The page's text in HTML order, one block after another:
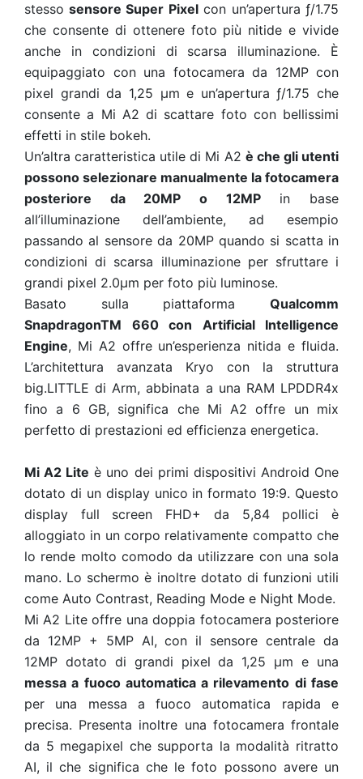
stesso sensore Super Pixelcon un’apertura ƒ/1.75
che consente di ottenere foto più nitide e vivide
anche in condizioni di scarsa illuminazione. È
equipaggiato con una fotocamera da 12MP con
pixel grandi da 1,25 μm e un’apertura ƒ/1.75 che
consente a Mi A2 di scattare foto con bellissimi
effetti in stile bokeh.
Un’altra caratteristica utile di Mi A2 è che gli utenti
possono selezionare manualmente la fotocamera
posteriore da 20MP o 12MPin base
all’illuminazione dell’ambiente, ad esempio
passando al sensore da 20MP quando si scatta in
condizioni di scarsa illuminazione per sfruttare i
grandi pixel 2.0μm per foto più luminose.
Basato sulla piattaforma Qualcomm
SnapdragonTM 660 con Artificial Intelligence
Engine, Mi A2 offre un’esperienza nitida e fluida.
L’architettura avanzata Kryo con la struttura
big.LITTLE di Arm, abbinata a una RAM LPDDR4x
fino a 6 GB, significa che Mi A2 offre un mix
perfetto di prestazioni ed efficienza energetica.
Mi A2 Lite è uno dei primi dispositivi Android One
dotato di un display unico in formato 19:9. Questo
display full screen FHD+ da 5,84 pollici è
alloggiato in un corpo relativamente compatto che
lo rende molto comodo da utilizzare con una sola
mano. Lo schermo è inoltre dotato di funzioni utili
come Auto Contrast, Reading Mode e Night Mode.
Mi A2 Lite offre una doppia fotocamera posteriore
da 12MP + 5MP AI, con il sensore centrale da
12MP dotato di grandi pixel da 1,25 μm e una
messa a fuoco automatica a rilevamento di fase
per una messa a fuoco automatica rapida e
precisa. Presenta inoltre una fotocamera frontale
da 5 megapixel che supporta la modalità ritratto
AI, il che significa che le foto possono avere un